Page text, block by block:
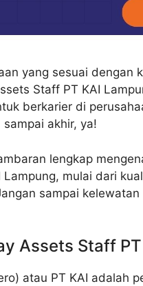
yang sesuai dengan
Staff PT KAI
berkarier di
akhir, ya!
lengkap
mulai dari
sampai
Assets Staff
atau PT KAI adalah